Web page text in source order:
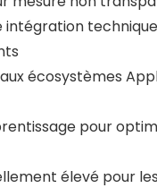
intégration
écosystèmes
pour
élevé pour